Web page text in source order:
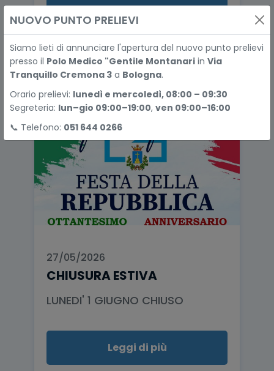
NUOVO PUNTO PRELIEVI
Siamo lieti di annunciare l'apertura del nuovo punto prelievi
presso il Polo Medico "Gentile Montanari in Via
Tranquillo Cremona 3 a Bologna.
Orario prelievi: lunedì e mercoledì, 08:00 – 09:30
Segreteria: lun–gio 09:00–19:00, ven 09:00–16:00
📞 Telefono: 051 644 0266
27/05/2026
CHIUSURA ESTIVA
LUNEDI' 1 GIUGNO CHIUSO
Leggi di più